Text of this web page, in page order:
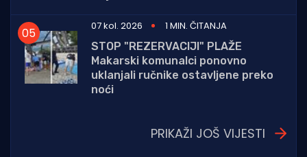
07 kol. 2026
1 MIN. ČITANJA
STOP "REZERVACIJI" PLAŽE
Makarski komunalci ponovno
uklanjali ručnike ostavljene preko
noći
PRIKAŽI JOŠ VIJESTI